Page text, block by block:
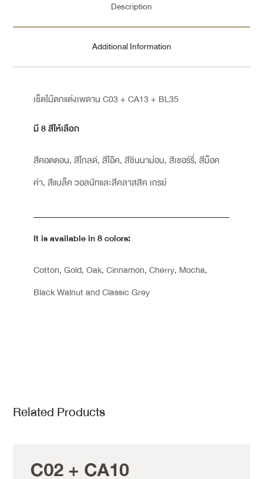
Description
Additional Information
เช็ตไม้ตกแต่งเพดาน C03 + CA13 + BL35
มี 8 สีให้เลือก
สีคอตตอน, สีโกลด์, สีโอ๊ค, สีชินนาม่อน, สีเชอร์รี่, สีม็อค
ค่า, สีแบล็ค วอลนัทและสีคลาสสิค เกรย์
It is available in 8 colors:
Cotton, Gold, Oak, Cinnamon, Cherry, Mocha,
Black Walnut and Classic Grey
Related Products